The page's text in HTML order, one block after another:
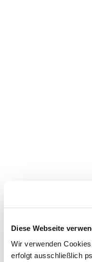
Diese Webseite
Wir verwenden
erfolgt ausschließlich